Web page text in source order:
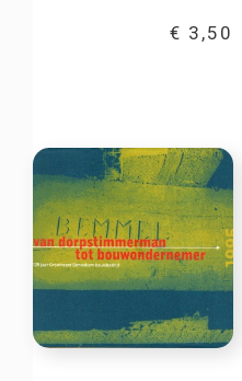
€ 3,50